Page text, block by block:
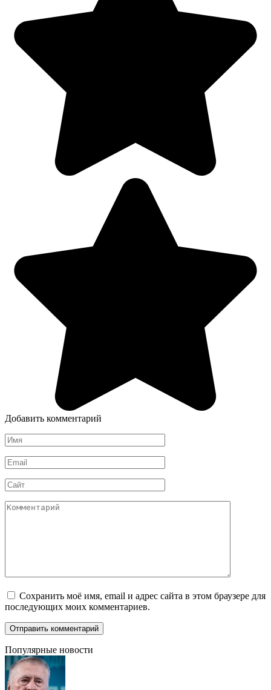
Добавить комментарий
Имя
*
Email
*
Сайт
Комментарий
Сохранить моё имя, email и адрес сайта в этом браузере для
последующих моих комментариев.
Популярные новости